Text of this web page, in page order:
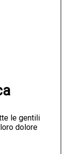
le gentili
dolore